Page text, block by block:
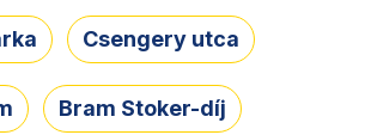
Csengery utca
Bram Stoker-díj